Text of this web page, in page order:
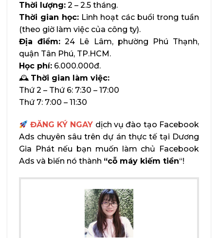
Thời lượng: 2 – 2.5 tháng.
Thời gian học: Linh hoạt các buổi trong tuần
(theo giờ làm việc của công ty).
Địa điểm: 24 Lê Lâm, phường Phú Thạnh,
quận Tân Phú, TP.HCM.
Học phí: 6.000.000đ.
🕰 Thời gian làm việc:
Thứ 2 – Thứ 6: 7:30 – 17:00
Thứ 7: 7:00 – 11:30
ĐĂNG KÝ NGAY dịch vụ đào tạo Facebook
Ads chuyên sâu trên dự án thực tế tại Dương
Gia Phát nếu bạn muốn làm chủ Facebook
Ads và biến nó thành “cỗ máy kiếm tiền“!